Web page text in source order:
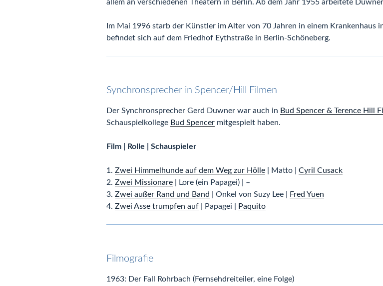
allem an verschiedenen Theatern in Berlin. Ab dem Jahr 1955 arbeitete
Im Mai 1996 starb der Künstler im Alter von 70 Jahren in einem Krankenhaus
befindet sich auf dem Friedhof Eythstraße in Berlin-Schöneberg.
Synchronsprecher in Spencer/Hill Filmen
Der Synchronsprecher Gerd Duwner war auch in Bud Spencer & Terence Hill
Schauspielkollege Bud Spencermitgespielt haben.
Film | Rolle | Schauspieler
1. Zwei Himmelhunde auf dem Weg zur Hölle| Matto | Cyril Cusack
2. Zwei Missionare| Lore (ein Papagei) | –
3. Zwei außer Rand und Band | Onkel von Suzy Lee |
Fred Yuen
4. Zwei Asse trumpfen auf| Papagei | Paquito
Filmografie
1963: Der Fall Rohrbach (Fernsehdreiteiler, eine Folge)